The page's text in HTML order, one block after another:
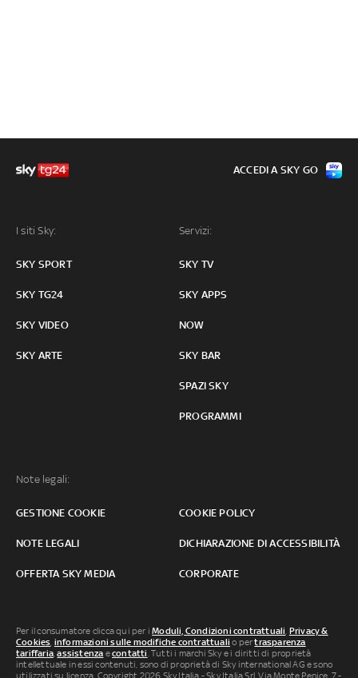
I siti Sky:
SKY SPORT
SKY TG24
SKY VIDEO
SKY ARTE
Servizi:
SKY TV
SKY APPS
NOW
SKY BAR
SPAZI SKY
PROGRAMMI
Note legali:
GESTIONE COOKIE COOKIE POLICY
NOTE LEGALI DICHIARAZIONE DI ACCESSIBILITÀ
OFFERTA SKY MEDIA CORPORATE
ACCEDI A SKY GO
Per il consumatore clicca qui per iModuli, Condizioni contrattuali Privacy &
Cookies informazioni sulle modifiche contrattuali o pertrasparenza
tariffaria ,assistenza econtatti . Tutti i marchi Sky e i diritti di proprietà
intellettuale in essi contenuti, sono di proprietà di Sky international AG e sono
utilizzati su licenza. Copyright 2026 Sky Italia - Sky Italia Srl Via Monte Penice, 7 -